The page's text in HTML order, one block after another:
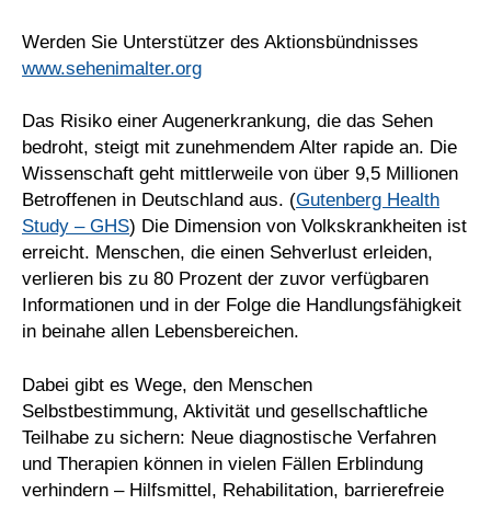
Werden Sie Unterstützer des Aktionsbündnisses
www.sehenimalter.org
Das Risiko einer Augenerkrankung, die das Sehen
bedroht, steigt mit zunehmendem Alter rapide an. Die
Wissenschaft geht mittlerweile von über 9,5 Millionen
Betroffenen in Deutschland aus. (Gutenberg Health
Study – GHS) Die Dimension von Volkskrankheiten ist
erreicht. Menschen, die einen Sehverlust erleiden,
verlieren bis zu 80 Prozent der zuvor verfügbaren
Informationen und in der Folge die Handlungsfähigkeit
in beinahe allen Lebensbereichen.
Dabei gibt es Wege, den Menschen
Selbstbestimmung, Aktivität und gesellschaftliche
Teilhabe zu sichern: Neue diagnostische Verfahren
und Therapien können in vielen Fällen Erblindung
verhindern – Hilfsmittel, Rehabilitation, barrierefreie